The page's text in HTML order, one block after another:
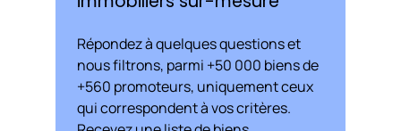
Répondez à quelques questions et
nous filtrons, parmi +50 000 biens de
+560 promoteurs, uniquement ceux
qui correspondent à vos critères.